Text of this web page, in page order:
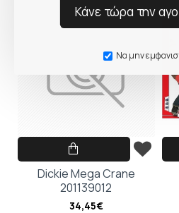
Κάνε τώρα την
Να μην
Dickie Mega Crane
201139012
34,45€